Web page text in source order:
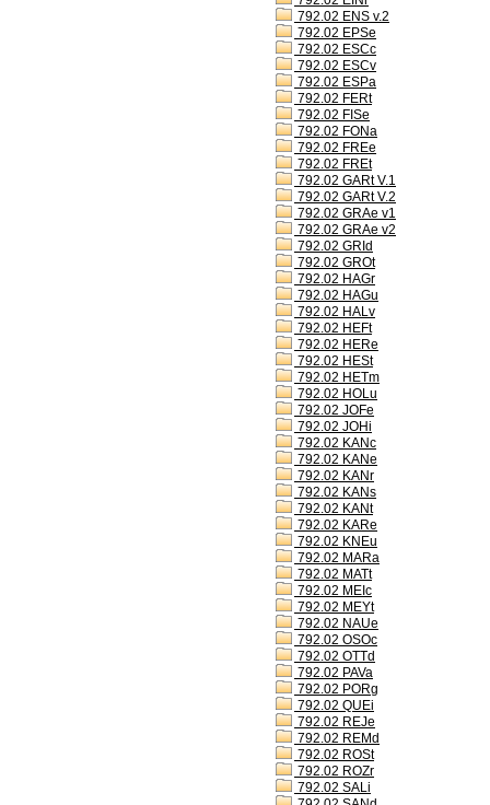
792.02 ENS v.2
792.02 EPSe
792.02 ESCc
792.02 ESCv
792.02 ESPa
792.02 FERt
792.02 FISe
792.02 FONa
792.02 FREe
792.02 FREt
792.02 GARt V.1
792.02 GARt V.2
792.02 GRAe v1
792.02 GRAe v2
792.02 GRId
792.02 GROt
792.02 HAGr
792.02 HAGu
792.02 HALv
792.02 HEFt
792.02 HERe
792.02 HESt
792.02 HETm
792.02 HOLu
792.02 JOFe
792.02 JOHi
792.02 KANc
792.02 KANe
792.02 KANr
792.02 KANs
792.02 KANt
792.02 KARe
792.02 KNEu
792.02 MARa
792.02 MATt
792.02 MEIc
792.02 MEYt
792.02 NAUe
792.02 OSOc
792.02 OTTd
792.02 PAVa
792.02 PORg
792.02 QUEi
792.02 REJe
792.02 REMd
792.02 ROSt
792.02 ROZr
792.02 SALi